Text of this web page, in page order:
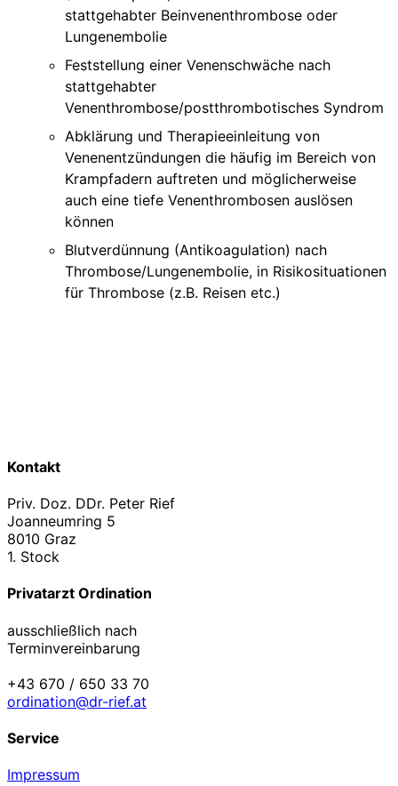
stattgehabter Beinvenenthrombose oder
Lungenembolie
Feststellung einer Venenschwäche nach
stattgehabter
Venenthrombose/postthrombotisches Syndrom
Abklärung und Therapieeinleitung von
Venenentzündungen die häufig im Bereich von
Krampfadern auftreten und möglicherweise
auch eine tiefe Venenthrombosen auslösen
können
Blutverdünnung (Antikoagulation) nach
Thrombose/Lungenembolie, in Risikosituationen
für Thrombose (z.B. Reisen etc.)
Kontakt
Priv. Doz. DDr. Peter Rief
Joanneumring 5
8010 Graz
1. Stock
Privatarzt Ordination
ausschließlich nach
Terminvereinbarung
+43 670 / 650 33 70
ordination@dr-rief.at
Service
Impressum